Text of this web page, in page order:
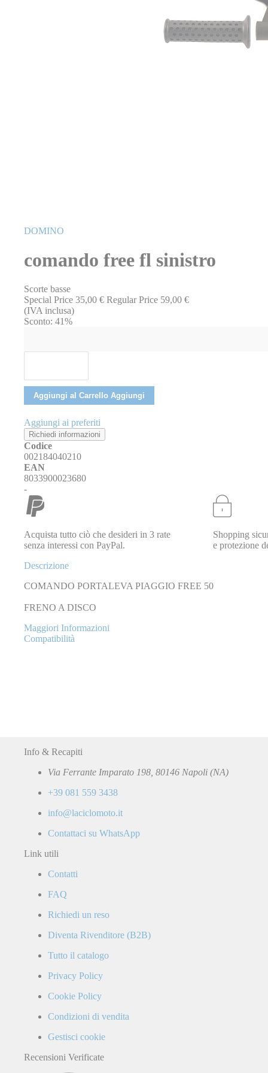
all'inizio
di
DOMINO
comando free fl sinistro
Scorte basse
Special Price 35,00 € Regular Price 59,00 €
(IVA inclusa)
Sconto: 41%
Aggiungi al Carrello Aggiungi
Aggiungi ai preferiti
Richiedi informazioni
Codice
002184040210
EAN
8033900023680
-
Acquista tutto ciò che desideri in 3 rate
senza interessi con PayPal.
Shopping
e protezione
Descrizione
COMANDO PORTALEVA PIAGGIO FREE 50
FRENO A DISCO
Maggiori Informazioni
Compatibilità
Info & Recapiti
Via Ferrante Imparato 198, 80146 Napoli (NA)
+39 081 559 3438
info@laciclomoto.it
Contattaci su WhatsApp
Link utili
Contatti
FAQ
Richiedi un reso
Diventa Rivenditore (B2B)
Tutto il catalogo
Privacy Policy
Cookie Policy
Condizioni di vendita
Gestisci cookie
Recensioni Verificate